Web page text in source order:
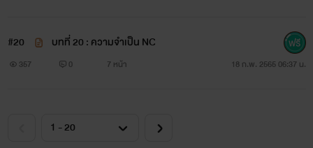
#20 บทที่ 20 : ความจำเป็น NC
357 0 7 หน้า 18 ก.พ. 2565 06:37 น.